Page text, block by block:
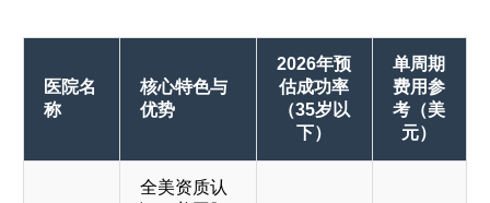
医院名
称
核心特色与
优势
2026年预
估成功率
（35岁以
下）
单周期
费用参
考（美
元）
全美资质认